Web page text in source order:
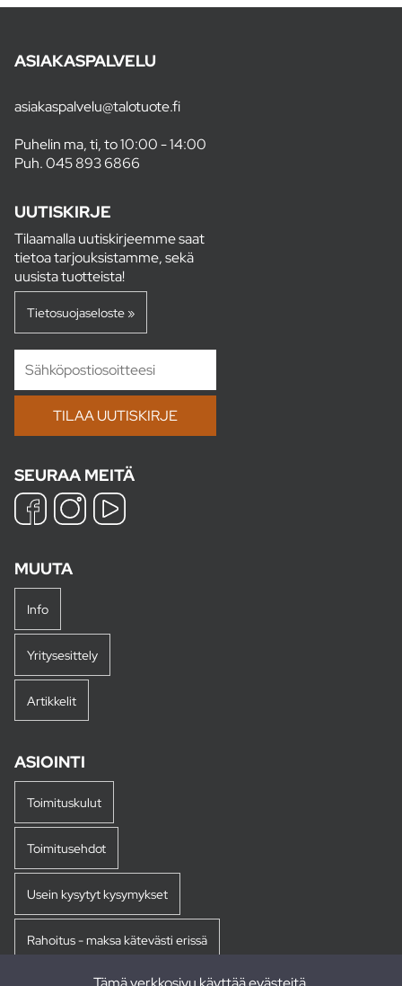
ASIAKASPALVELU
asiakaspalvelu@talotuote.fi
Puhelin ma, ti, to 10:00 - 14:00
Puh.045 893 6866
UUTISKIRJE
Tilaamalla uutiskirjeemme saat
tietoa tarjouksistamme, sekä
uusista tuotteista!
Tietosuojaseloste »
SEURAA MEITÄ
MUUTA
Info
Yritysesittely
Artikkelit
ASIOINTI
Toimituskulut
Toimitusehdot
Usein kysytyt kysymykset
Rahoitus - maksa kätevästi erissä